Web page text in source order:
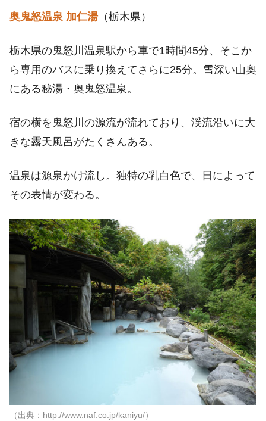
奥鬼怒温泉 加仁湯（栃木県）
栃木県の鬼怒川温泉駅から車で1時間45分、そこか
ら専用のバスに乗り換えてさらに25分。雪深い山奥
にある秘湯・奥鬼怒温泉。
宿の横を鬼怒川の源流が流れており、渓流沿いに大
きな露天風呂がたくさんある。
温泉は源泉かけ流し。独特の乳白色で、日によって
その表情が変わる。
（出典：http://www.naf.co.jp/kaniyu/）